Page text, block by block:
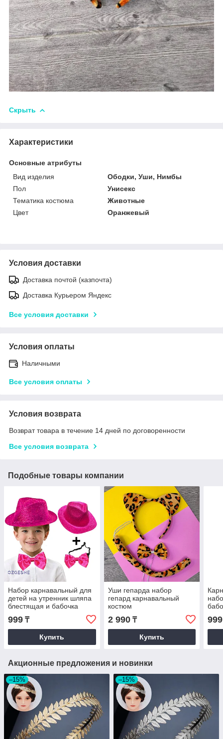
Скрыть
Характеристики
Основные атрибуты
Вид изделия
Ободки, Уши, Нимбы
Пол
Унисекс
Тематика костюма
Животные
Цвет
Оранжевый
Условия доставки
Доставка почтой (казпочта)
Доставка Курьером Яндекс
Все условия доставки
Условия оплаты
Наличными
Все условия оплаты
Условия возврата
Возврат товара в течение 14 дней по договоренности
Все условия возврата
Подобные товары компании
Набор карнавальный для
детей на утренник шляпа
блестящая и бабочка
OZGESHE розовый
999 ₸
Купить
Уши гепарда набор
гепард карнавальный
костюм
2 990₸
Купить
999
Акционные предложения и новинки
–15% –15%